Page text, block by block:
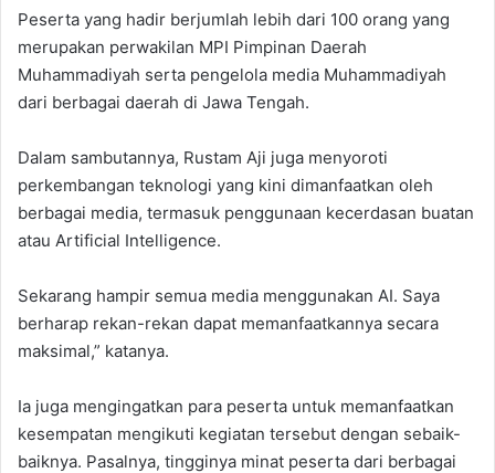
Peserta yang hadir berjumlah lebih dari 100 orang yang
merupakan perwakilan MPI Pimpinan Daerah
Muhammadiyah serta pengelola media Muhammadiyah
dari berbagai daerah di Jawa Tengah.
Dalam sambutannya, Rustam Aji juga menyoroti
perkembangan teknologi yang kini dimanfaatkan oleh
berbagai media, termasuk penggunaan kecerdasan buatan
atau Artificial Intelligence.
Sekarang hampir semua media menggunakan AI. Saya
berharap rekan-rekan dapat memanfaatkannya secara
maksimal,” katanya.
Ia juga mengingatkan para peserta untuk memanfaatkan
kesempatan mengikuti kegiatan tersebut dengan sebaik-
baiknya. Pasalnya, tingginya minat peserta dari berbagai